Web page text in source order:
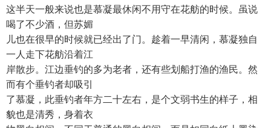
这半天一般来说也是慕凝最休闲不用守在花舫的时候。虽说
喝了不少酒，但苏媚
儿也在很早的时候就已经出了门。趁着一早清闲，慕凝独自
一人走下花舫沿着江
岸散步。江边垂钓的多为老者，还有些划船打渔的渔民。然
而有个垂钓者却吸引
了慕凝，此垂钓者年方二十左右，是个文弱书生的样子，相
貌也是清秀，身着衣